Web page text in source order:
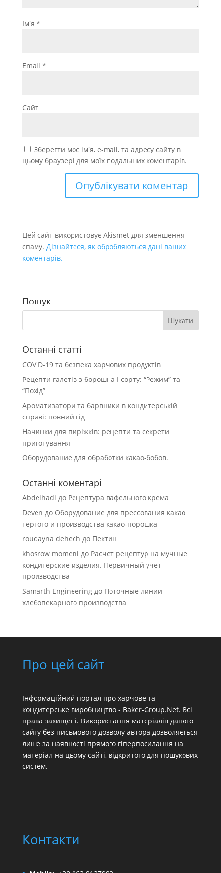
Ім'я *
Email *
Сайт
Зберегти моє ім'я, e-mail, та адресу сайту в
цьому браузері для моїх подальших коментарів.
Цей сайт використовує Akismet для зменшення
спаму. Дізнайтеся, як обробляються дані ваших
коментарів.
Пошук
Останні статті
COVID-19 та безпека харчових продуктів
Рецепти галетів з борошна І сорту: “Режим” та
“Похід”
Ароматизатори та барвники в кондитерській
справі: повний гід
Начинки для пиріжків: рецепти та секрети
приготування
Оборудование для обработки какао-бобов.
Останні коментарі
Abdelhadi до Рецептура вафельного крема
Deven до Оборудование для прессования какао
тертого и производства какао-порошка
roudayna dehech до Пектин
khosrow momeni до Расчет рецептур на мучные
кондитерские изделия. Первичный учет
производства
Samarth Engineeringдо Поточные линии
хлебопекарного производства
Про цей сайт
Інформаційний портал про харчове та
кондитерське виробництво - Baker-Group.Net. Всі
права захищені. Використання матеріалів даного
сайту без письмового дозволу автора дозволяється
лише за наявності прямого гіперпосилання на
матеріал на цьому сайті, відкритого для пошукових
систем.
Контакти